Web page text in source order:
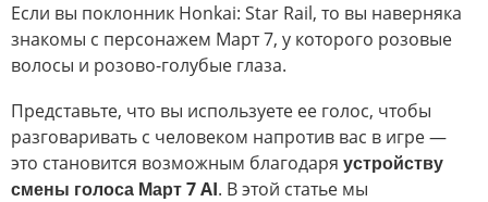
Если вы поклонник Honkai: Star Rail, то вы наверняка
знакомы с персонажем Март 7, у которого розовые
волосы и розово-голубые глаза.
Представьте, что вы используете ее голос, чтобы
разговаривать с человеком напротив вас в игре —
это становится возможным благодаря устройству
смены голоса Март 7 AI. В этой статье мы